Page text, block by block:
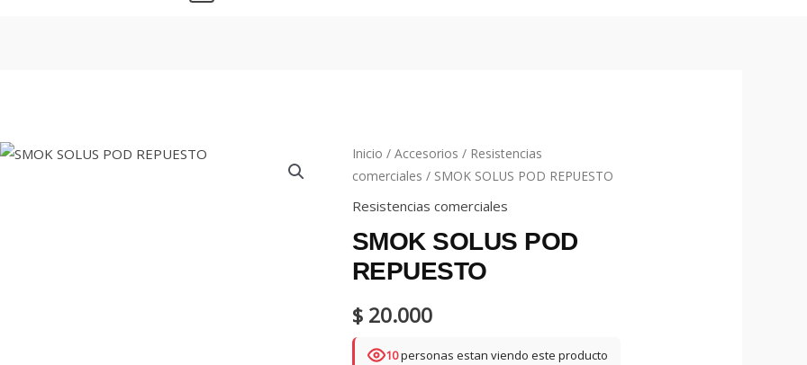
Inicio / Accesorios / Resistencias
comerciales / SMOK SOLUS POD REPUESTO
Resistencias comerciales
SMOK SOLUS POD
REPUESTO
$20.000
10personas estan viendo este producto